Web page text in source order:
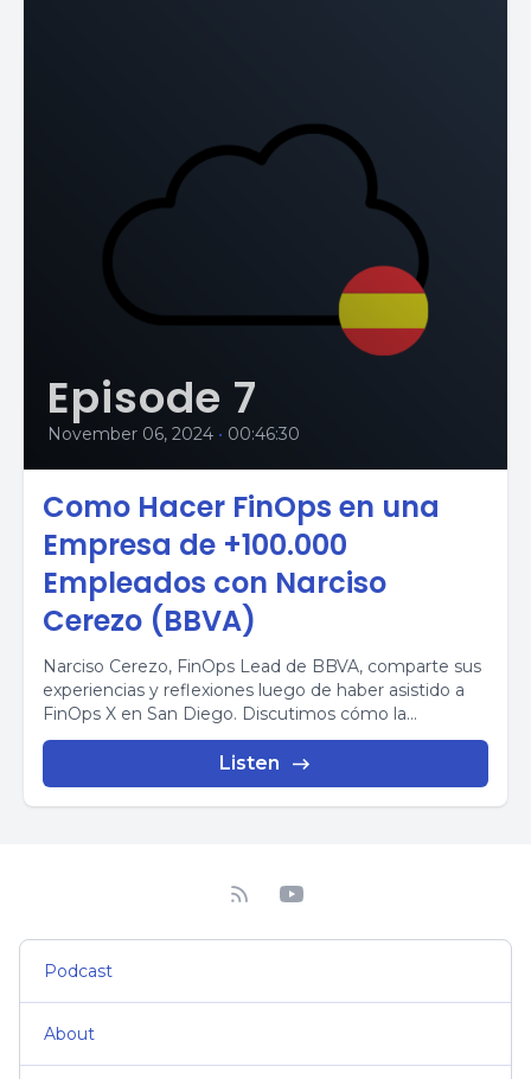
Episode 7
November 06, 2024 • 00:46:30
Como Hacer FinOps en una
Empresa de +100.000
Empleados con Narciso
Cerezo (BBVA)
Narciso Cerezo, FinOps Lead de BBVA, comparte sus
experiencias y reflexiones luego de haber asistido a
FinOps X en San Diego. Discutimos cómo la...
Listen
Podcast
About